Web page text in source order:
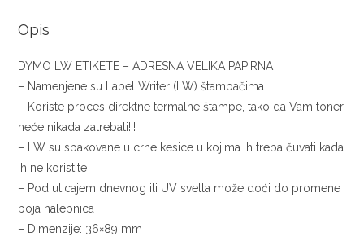
Opis
DYMO LW ETIKETE – ADRESNA VELIKA PAPIRNA
– Namenjene su Label Writer (LW) štampačima
– Koriste proces direktne termalne štampe, tako da Vam toner
neće nikada zatrebati!!!
– LW su spakovane u crne kesice u kojima ih treba čuvati kada
ih ne koristite
– Pod uticajem dnevnog ili UV svetla može doći do promene
boja nalepnica
– Dimenzije: 36×89 mm